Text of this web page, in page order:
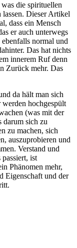
die spirituellen
lassen. Dieser Artikel
dass ein Mensch
er auch unterwegs
normal und
Das hat nichts
innerem Ruf denn
Zurück mehr. Das
da hält man sich
werden hochgespült
(was mit der
darum sich zu
zu machen, sich
auszuprobieren und
Verstand und
ist
Phänomen mehr,
Eigenschaft und der